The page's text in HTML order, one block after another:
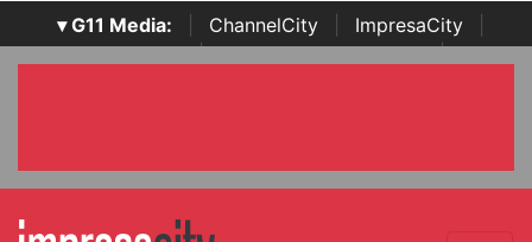
▾ G11 Media: ChannelCity ImpresaCity
SecurityOpenLab | Italian Channel Awards | Italian